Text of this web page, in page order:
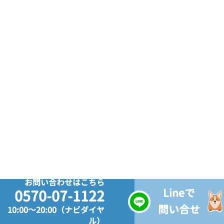
お問い合わせはこちら
0570-07-1122
10:00～20:00（ナビダイヤ
ル）
Lineで
問い合せ